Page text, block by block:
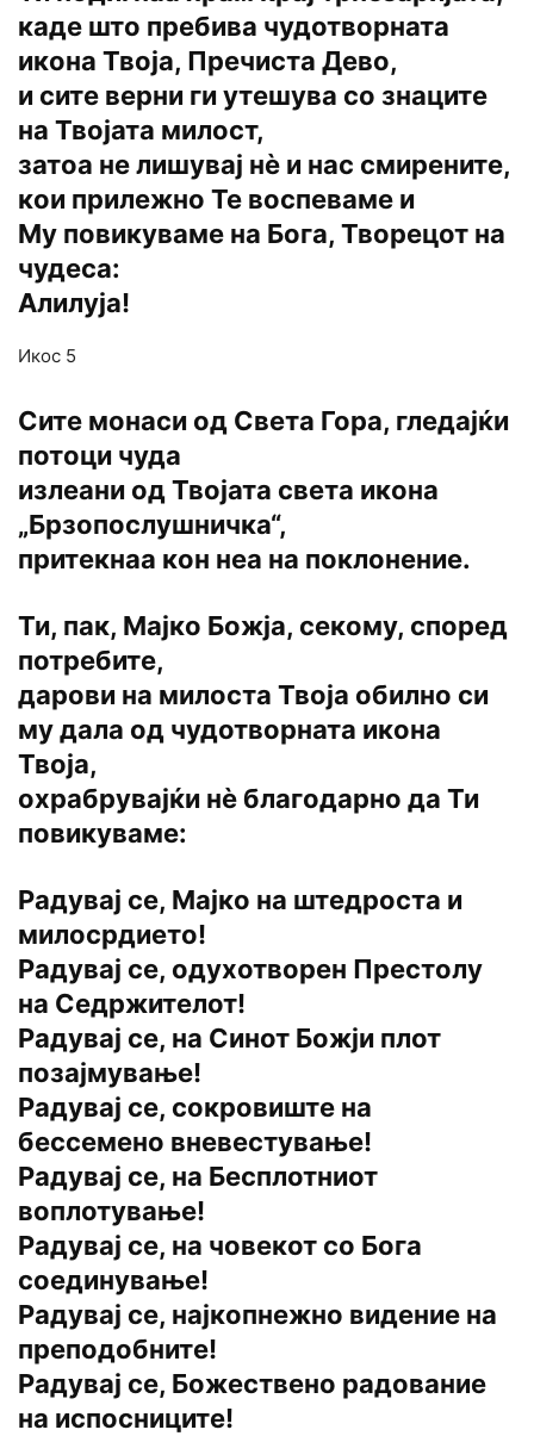
каде што пребива чудотворната
икона Твоја, Пречиста Дево,
и сите верни ги утешува со знаците
на Твојата милост,
затоа не лишувај нѐ и нас смирените,
кои прилежно Те воспеваме и
Му повикуваме на Бога, Творецот на
чудеса:
Алилуја!
Икос 5
Сите монаси од Света Гора, гледајќи
потоци чуда
излеани од Твојата света икона
„Брзопослушничка“,
притекнаа кон неа на поклонение.
Ти, пак, Мајко Божја, секому, според
потребите,
дарови на милоста Твоја обилно си
му дала од чудотворната икона
Твоја,
охрабрувајќи нѐ благодарно да Ти
повикуваме:
Радувај се, Мајко на штедроста и
милосрдието!
Радувај се, одухотворен Престолу
на Седржителот!
Радувај се, на Синот Божји плот
позајмување!
Радувај се, сокровиште на
бессемено вневестување!
Радувај се, на Бесплотниот
воплотување!
Радувај се, на човекот со Бога
соединување!
Радувај се, најкопнежно видение на
преподобните!
Радувај се, Божествено радование
на испосниците!